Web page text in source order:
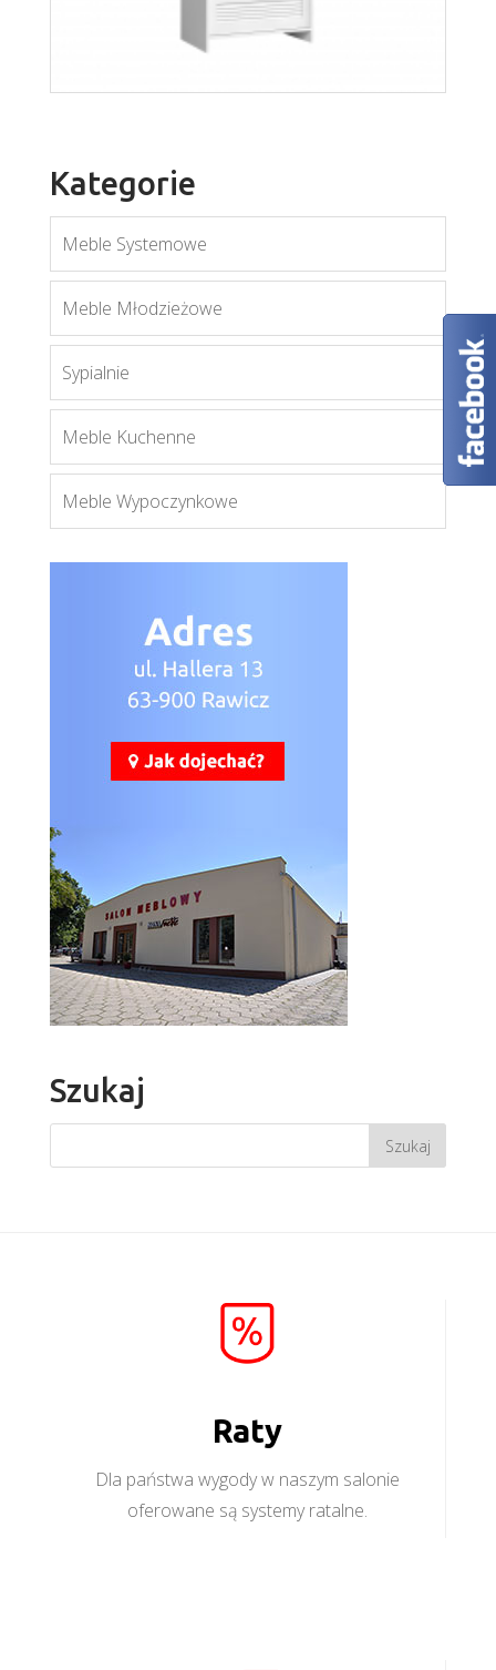
Więcej
Kategorie
Meble Systemowe
Meble Młodzieżowe
Sypialnie
Meble Kuchenne
Meble Wypoczynkowe
Szukaj
Raty
Dla państwa wygody w naszym salonie
oferowane są systemy ratalne.